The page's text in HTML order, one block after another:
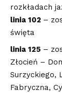
rozkładach
linia 102 –
święta
linia 125 –
Złocień –
Surzyckiego,
Fabryczna,